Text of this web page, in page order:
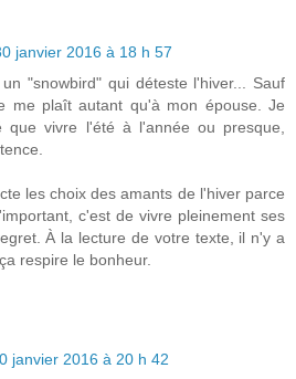
janvier 2016 à 18 h 57
"snowbird" qui déteste l'hiver... Sauf
me plaît autant qu'à mon épouse. Je
que vivre l'été à l'année ou presque,
les choix des amants de l'hiver parce
c'est de vivre pleinement ses
À la lecture de votre texte, il n'y a
respire le bonheur.
janvier 2016 à 20 h 42